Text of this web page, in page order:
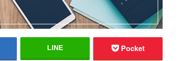
LINE Pocket